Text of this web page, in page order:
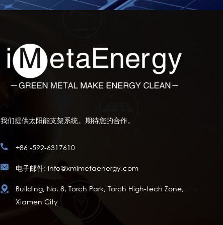
我们提供太阳能支架系统。期待您的合作。
+86 -592-6317610
电子邮件: info@xmimetaenergy.com
Building, No. 8, Torch Park, Torch High-tech Zone,
Xiamen City